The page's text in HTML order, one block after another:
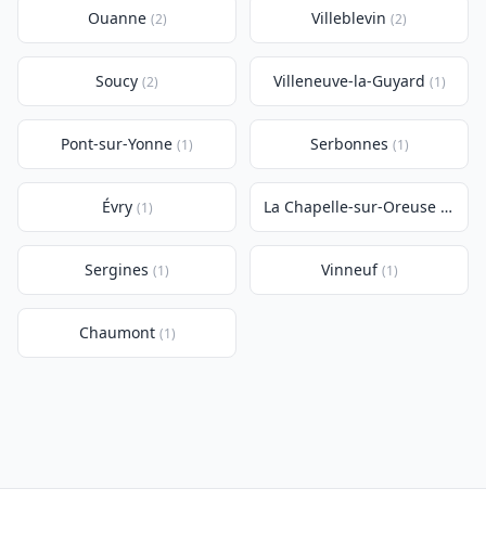
Ouanne (2) Villeblevin (2)
Soucy (2) Villeneuve-la-Guyard (1)
Pont-sur-Yonne (1) Serbonnes (1)
Évry (1) La Chapelle-sur-Oreuse (1)
Sergines (1) Vinneuf (1)
Chaumont (1)